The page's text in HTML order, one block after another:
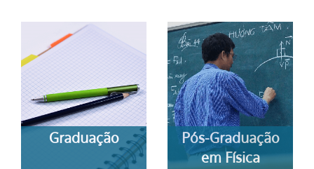
Graduação
Pós-Graduação
em Física